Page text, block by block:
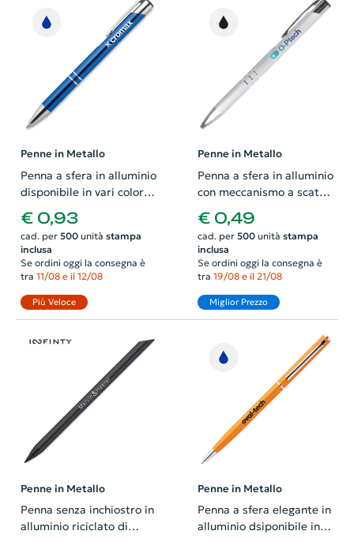
Penne in Metallo
Penna a sfera in alluminio
disponibile in vari colori e
con meccanismo a scatto
e refill blu
€ 0,93
cad. per 500unità stampa
inclusa
Se ordini oggi la consegna è
tra 11/08 e il 12/08
Più Veloce
Penne in Metallo
Penna a sfera in alluminio
con meccanismo a scatto
e refill nero
€ 0,49
cad. per 500unità stampa
inclusa
Se ordini oggi la consegna è
tra 19/08 e il 21/08
Miglior Prezzo
Penne in Metallo
Penna senza inchiostro in
alluminio riciclato di
Penne in Metallo
Penna a sfera elegante in
alluminio dsiponibile in